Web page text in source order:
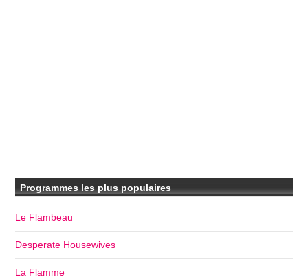
Programmes les plus populaires
Le Flambeau
Desperate Housewives
La Flamme